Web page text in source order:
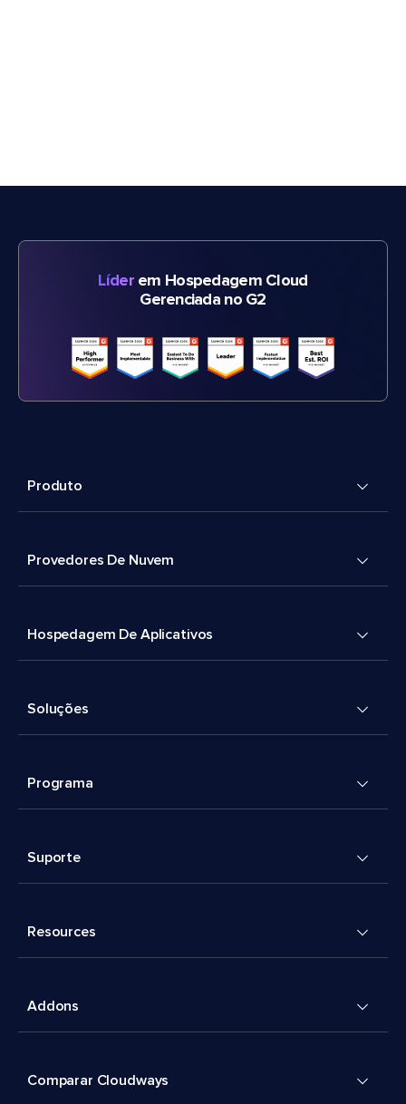
Líderem Hospedagem Cloud
Gerenciada no G2
Produto
Provedores De Nuvem
Hospedagem De Aplicativos
Soluções
Programa
Suporte
Resources
Addons
Comparar Cloudways